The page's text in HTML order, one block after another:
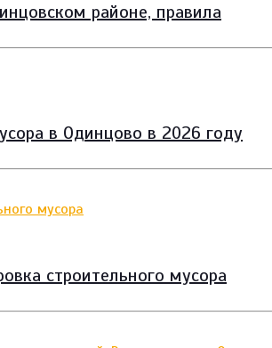
районе, правила
в Одинцово в 2026 году
строительного мусора